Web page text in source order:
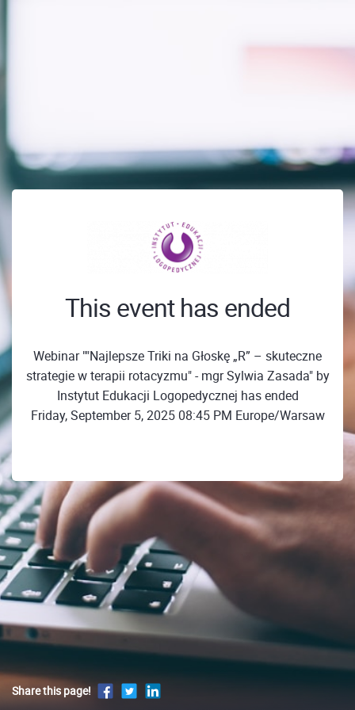
This event has ended
Webinar ""Najlepsze Triki na Głoskę „R” – skuteczne
strategie w terapii rotacyzmu" - mgr Sylwia Zasada" by
Instytut Edukacji Logopedycznej has ended
Friday, September 5, 2025 08:45 PM Europe/Warsaw
Share this page!